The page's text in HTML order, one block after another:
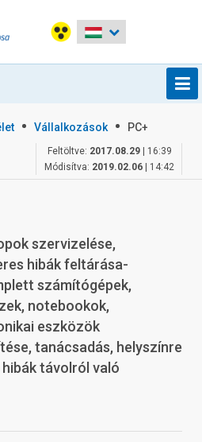
Vállalkozások PC+
Feltöltve: 2017.08.29| 16:39
Módisítva: 2019.02.06 | 14:42
szervizelése,
hibák feltárása-
számítógépek,
notebookok,
eszközök
tanácsadás, helyszínre
távolról való